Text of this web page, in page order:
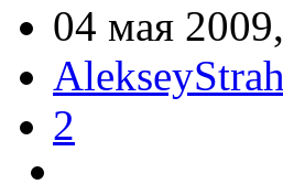
04 мая
2